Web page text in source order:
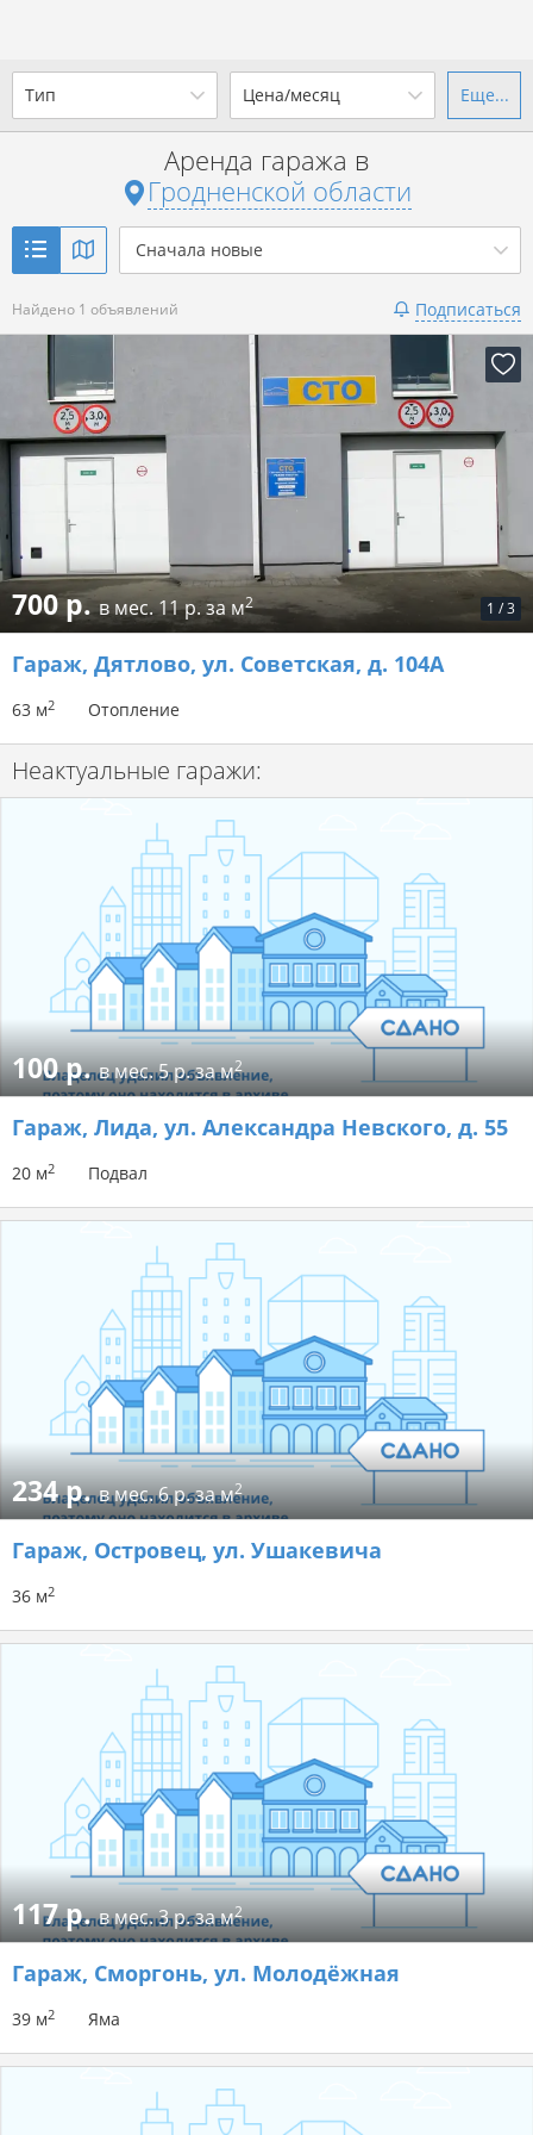
Тип Цена/месяц
от до
р.
Показать 1 объявление
Еще...
Аренда гаража в
Гродненской области
Сначала новые
Найдено 1 объявлений Подписаться
1 /3
700 р.в мес.11 р. за м2
Гараж, Дятлово, ул. Советская, д. 104А
63 м2 Отопление
Неактуальные гаражи:
100 р.в мес.5 р. за м2
Гараж, Лида, ул. Александра Невского, д. 55
20 м2 Подвал
234 р.в мес.6 р. за м2
Гараж, Островец, ул. Ушакевича
36 м2
117 р.в мес.3 р. за м2
Гараж, Сморгонь, ул. Молодёжная
39 м2 Яма
Ваш город -state Гродненская
Да Выбрать город